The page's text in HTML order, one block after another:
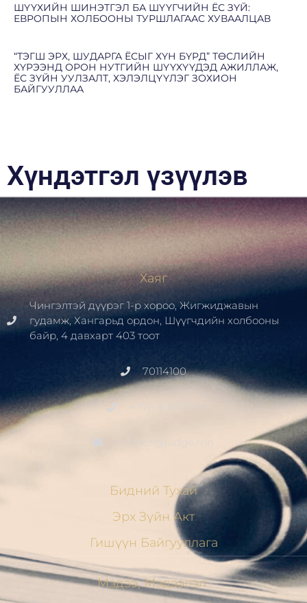
ШҮҮХИЙН ШИНЭТГЭЛ БА ШҮҮГЧИЙН ЁС ЗҮЙ:
ЕВРОПЫН ХОЛБООНЫ ТУРШЛАГААС ХУВААЛЦАВ
“ТЭГШ ЭРХ, ШУДАРГА ЁСЫГ ХҮН БҮРД” ТӨСЛИЙН
ХҮРЭЭНД ОРОН НУТГИЙН ШҮҮХҮҮДЭД АЖИЛЛАЖ,
ЁС ЗҮЙН УУЛЗАЛТ, ХЭЛЭЛЦҮҮЛЭГ ЗОХИОН
БАЙГУУЛЛАА
Хүндэтгэл үзүүлэв
Хаяг
Чингэлтэй дүүрэг 1-р хороо, Жигжиджавын
гудамж, Хангарьд ордон, Шүүгчдийн холбооны
байр, 4 давхарт 403 тоот
70114100
contact@judge.mn
Бидний Тухай
Эрх Зүйн Акт
Гишүүн Байгууллага
Мэдээ, Мэдээлэл